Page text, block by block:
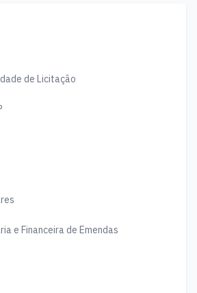
de Licitação
e Financeira de Emendas